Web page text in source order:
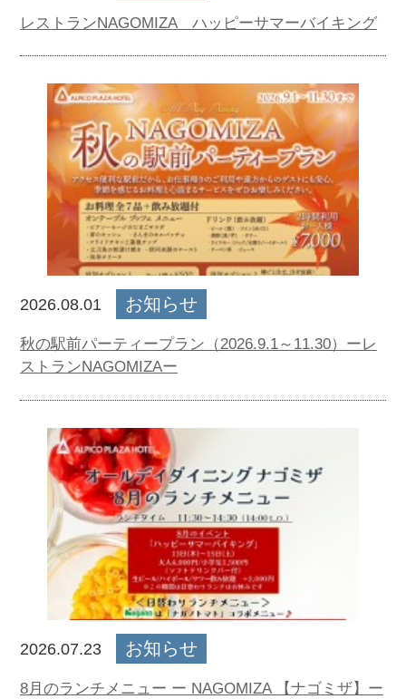
レストランNAGOMIZA ハッピーサマーバイキング
2026.08.01 お知らせ
秋の駅前パーティープラン（2026.9.1～11.30）ーレ
ストランNAGOMIZAー
2026.07.23 お知らせ
8月のランチメニュー ー NAGOMIZA 【ナゴミザ】ー